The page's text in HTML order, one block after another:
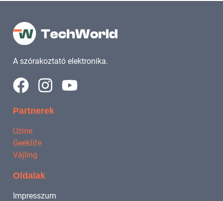
A szórakoztató elektronika.
Partnerek
Uzine
Geeklife
Vájling
Oldalak
Impresszum